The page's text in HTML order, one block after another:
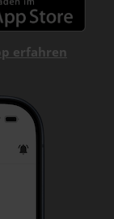
erfahren